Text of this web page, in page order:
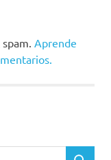
Aprende